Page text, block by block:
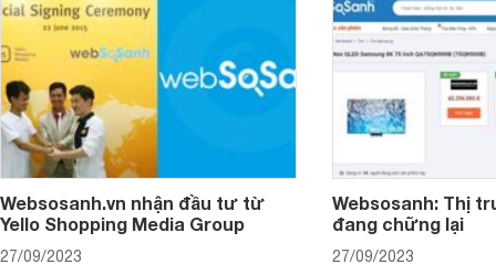
Websosanh.vn nhận đầu tư từ
Yello Shopping Media Group
27/09/2023
Websosanh: Thị
đang chững lại
27/09/2023